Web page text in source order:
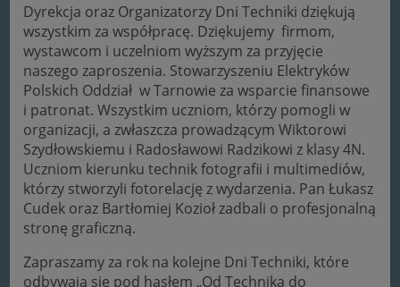
Dyrekcja oraz Organizatorzy Dni Techniki dziękują
wszystkim za współpracę. Dziękujemy firmom,
wystawcom i uczelniom wyższym za przyjęcie
naszego zaproszenia. Stowarzyszeniu Elektryków
Polskich Oddział w Tarnowie za wsparcie finansowe
i patronat. Wszystkim uczniom, którzy pomogli w
organizacji, a zwłaszcza prowadzącym Wiktorowi
Szydłowskiemu i Radosławowi Radzikowi z klasy 4N.
Uczniom kierunku technik fotografii i multimediów,
którzy stworzyli fotorelację z wydarzenia. Pan Łukasz
Cudek oraz Bartłomiej Kozioł zadbali o profesjonalną
stronę graficzną.
Zapraszamy za rok na kolejne Dni Techniki, które
odbywają się pod hasłem „Od Technika do